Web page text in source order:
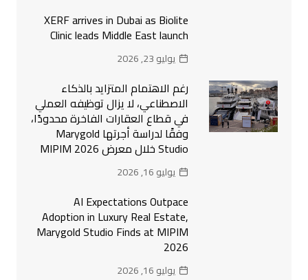
XERF arrives in Dubai as Biolite
Clinic leads Middle East launch
يوليو 23, 2026
رغم الاهتمام المتزايد بالذكاء
الاصطناعي، لا يزال توظيفه العملي
في قطاع العقارات الفاخرة محدودًا،
وفقًا لدراسة أجرتها Marygold
Studio خلال معرض MIPIM 2026
يوليو 16, 2026
AI Expectations Outpace
Adoption in Luxury Real Estate,
Marygold Studio Finds at MIPIM
2026
يوليو 16, 2026